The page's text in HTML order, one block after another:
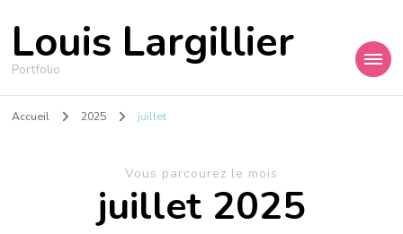
Louis Largillier
Portfolio
Accueil 2025 juillet
Vous parcourez le mois
juillet 2025